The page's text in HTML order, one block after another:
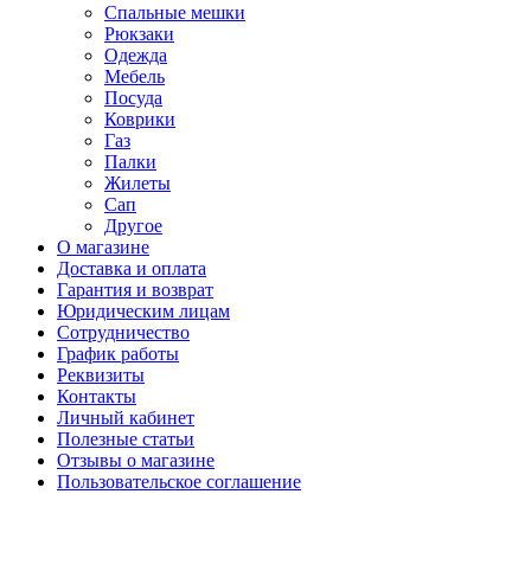
Спальные мешки
Рюкзаки
Одежда
Мебель
Посуда
Коврики
Газ
Палки
Жилеты
Сап
Другое
О магазине
Доставка и оплата
Гарантия и возврат
Юридическим лицам
Сотрудничество
График работы
Реквизиты
Контакты
Личный кабинет
Полезные статьи
Отзывы о магазине
Пользовательское соглашение